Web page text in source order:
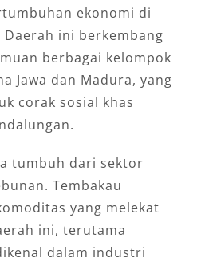
ekonomi di
Daerah ini berkembang
berbagai kelompok
Jawa dan Madura, yang
corak sosial khas
tumbuh dari sektor
Tembakau
yang melekat
ini, terutama
dalam industri